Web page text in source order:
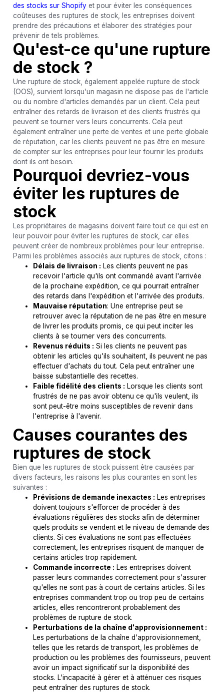
des stocks sur Shopifyet pour éviter les conséquences
coûteuses des ruptures de stock, les entreprises doivent
prendre des précautions et élaborer des stratégies pour
prévenir de tels problèmes.
Qu'est-ce qu'une rupture
de stock ?
Une rupture de stock, également appelée rupture de stock
(OOS), survient lorsqu'un magasin ne dispose pas de l'article
ou du nombre d'articles demandés par un client. Cela peut
entraîner des retards de livraison et des clients frustrés qui
peuvent se tourner vers leurs concurrents. Cela peut
également entraîner une perte de ventes et une perte globale
de réputation, car les clients peuvent ne pas être en mesure
de compter sur les entreprises pour leur fournir les produits
dont ils ont besoin.
Pourquoi devriez-vous
éviter les ruptures de
stock
Les propriétaires de magasins doivent faire tout ce qui est en
leur pouvoir pour éviter les ruptures de stock, car elles
peuvent créer de nombreux problèmes pour leur entreprise.
Parmi les problèmes associés aux ruptures de stock, citons :
Délais de livraison : Les clients peuvent ne pas
recevoir l'article qu'ils ont commandé avant l'arrivée
de la prochaine expédition, ce qui pourrait entraîner
des retards dans l'expédition et l'arrivée des produits.
Mauvaise réputation: Une entreprise peut se
retrouver avec la réputation de ne pas être en mesure
de livrer les produits promis, ce qui peut inciter les
clients à se tourner vers des concurrents.
Revenus réduits : Si les clients ne peuvent pas
obtenir les articles qu'ils souhaitent, ils peuvent ne pas
effectuer d'achats du tout. Cela peut entraîner une
baisse substantielle des recettes.
Faible fidélité des clients : Lorsque les clients sont
frustrés de ne pas avoir obtenu ce qu'ils veulent, ils
sont peut-être moins susceptibles de revenir dans
l'entreprise à l'avenir.
Causes courantes des
ruptures de stock
Bien que les ruptures de stock puissent être causées par
divers facteurs, les raisons les plus courantes en sont les
suivantes :
Prévisions de demande inexactes : Les entreprises
doivent toujours s'efforcer de procéder à des
évaluations régulières des stocks afin de déterminer
quels produits se vendent et le niveau de demande des
clients. Si ces évaluations ne sont pas effectuées
correctement, les entreprises risquent de manquer de
certains articles trop rapidement.
Commande incorrecte : Les entreprises doivent
passer leurs commandes correctement pour s'assurer
qu'elles ne sont pas à court de certains articles. Si les
entreprises commandent trop ou trop peu de certains
articles, elles rencontreront probablement des
problèmes de rupture de stock.
Perturbations de la chaîne d'approvisionnement :
Les perturbations de la chaîne d'approvisionnement,
telles que les retards de transport, les problèmes de
production ou les problèmes des fournisseurs, peuvent
avoir un impact significatif sur la disponibilité des
stocks. L'incapacité à gérer et à atténuer ces risques
peut entraîner des ruptures de stock.